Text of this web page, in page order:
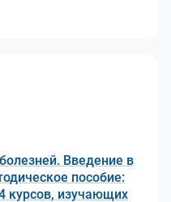
Введение в
пособие:
курсов, изучающих